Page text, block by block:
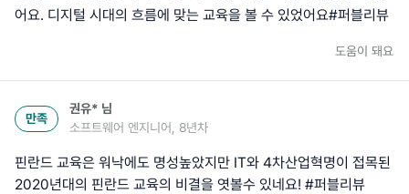
어요. 디지털 시대의 흐름에 맞는 교육을 볼 수 있었어요#퍼블리뷰
도움이 돼요
만족
권유* 님
소프트웨어 엔지니어, 8년차
핀란드 교육은 워낙에도 명성높았지만 IT와 4차산업혁명이 접목된
2020년대의 핀란드 교육의 비결을 엿볼수 있네요! #퍼블리뷰